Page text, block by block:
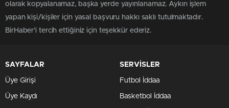
olarak kopyalanamaz, başka yerde yayınlanamaz. Aykırı işlem
yapan kişi/kişiler için yasal başvuru hakkı saklı tutulmaktadır.
BirHaber'i tercih ettiğiniz için teşekkür ederiz.
SAYFALAR
Üye Girişi
Üye Kaydı
SERVİSLER
Futbol İddaa
Basketbol İddaa